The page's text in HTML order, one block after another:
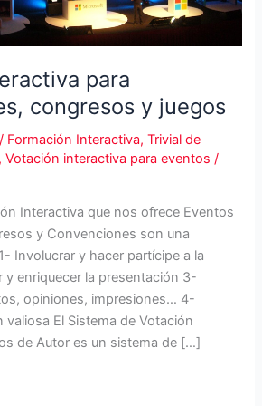
para
congresos y juegos
/ Formación Interactiva,Trivial de
,Votación interactiva para eventos /
Interactiva que nos ofrece Eventos
y Convenciones son una
Involucrar y hacer partícipe a la
y enriquecer la presentación 3-
opiniones, impresiones… 4-
valiosa El Sistema de Votación
de Autor es un sistema de […]